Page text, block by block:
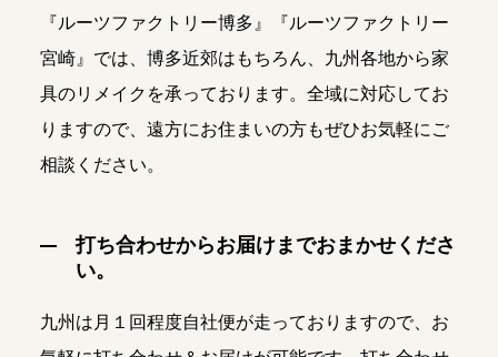
『ルーツファクトリー博多』『ルーツファクトリー
宮崎』では、博多近郊はもちろん、九州各地から家
具のリメイクを承っております。全域に対応してお
りますので、遠方にお住まいの方もぜひお気軽にご
相談ください。
打ち合わせからお届けまでおまかせくださ
い。
九州は月１回程度自社便が走っておりますので、お